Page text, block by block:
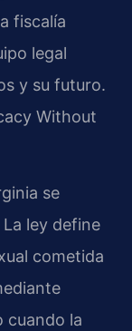
fiscalía
legal
y su futuro.
Without
se
La ley define
cometida
cuando la